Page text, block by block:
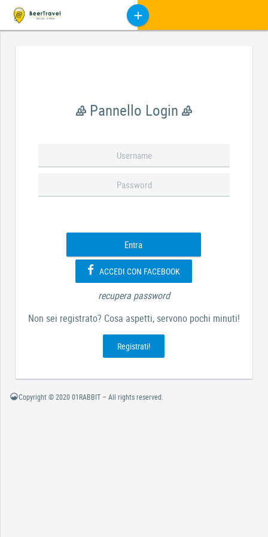
Pannello Login
Entra
ACCEDI CON FACEBOOK
recupera password
Non sei registrato? Cosa aspetti, servono pochi minuti!
Registrati!
Copyright © 2020 01RABBIT – All rights reserved.